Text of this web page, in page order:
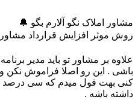
مشاور املاک نگو آلارم بگو 🔔
روش موثر افزایش قرارداد
علاوه بر مشاور تو باید مدیر
باشی . این رو اصلا فراموش نکن و
کنی بهت قول میدم که سی درصد
داشته باشه .